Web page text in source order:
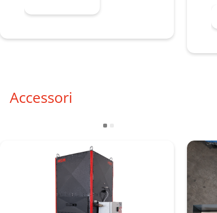
Accessori